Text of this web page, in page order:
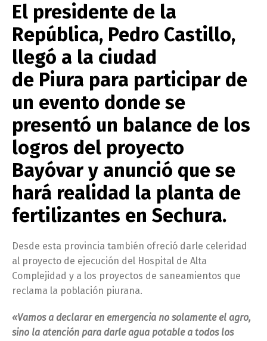
El presidente de la
República, Pedro Castillo,
llegó a la ciudad
de Piura para participar de
un evento donde se
presentó un balance de los
logros del proyecto
Bayóvar y anunció que se
hará realidad la planta de
fertilizantes en Sechura.
Desde esta provincia también ofreció darle celeridad
al proyecto de ejecución del Hospital de Alta
Complejidad y a los proyectos de saneamientos que
reclama la población piurana.
«Vamos a declarar en emergencia no solamente el agro,
sino la atención para darle agua potable a todos los